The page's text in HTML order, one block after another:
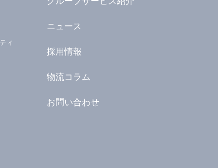
ィ
ニュース
採用情報
物流コラム
お問い合わせ